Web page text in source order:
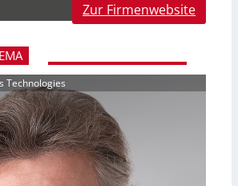
Zur Firmenwebsite
Technologies